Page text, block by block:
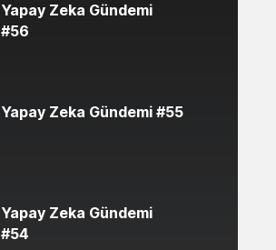
Yapay Zeka Gündemi
#56
Yapay Zeka Gündemi #55
Yapay Zeka Gündemi
#54